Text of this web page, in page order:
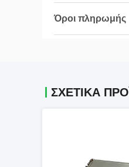
Όροι πληρωμής
ΣΧΕΤΙΚΑ